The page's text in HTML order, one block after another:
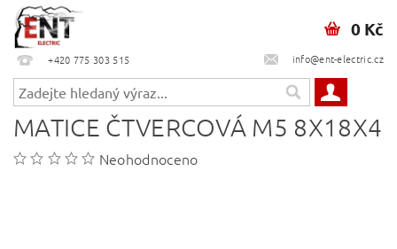
+420 775 303 515 info@ent-electric.cz
0 Kč
MATICE ČTVERCOVÁ M5 8X18X4
Neohodnoceno